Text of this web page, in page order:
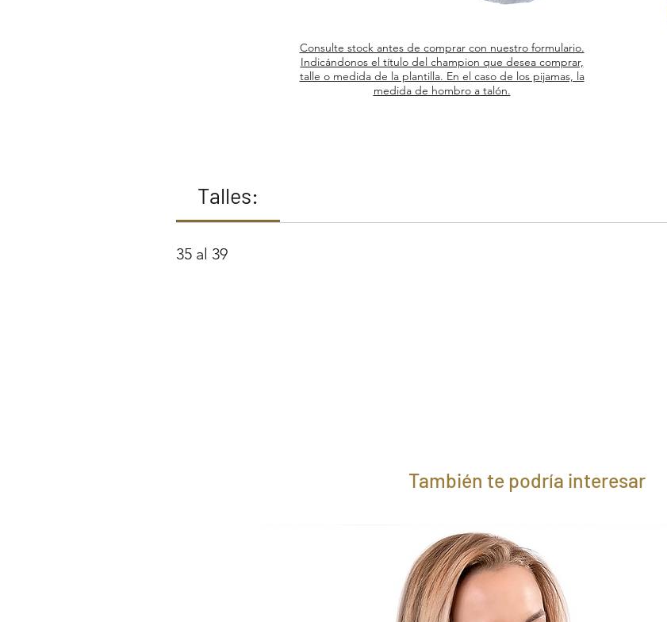
Consulte stock antes de comprar con nuestro formulario.
Indicándonos el título del champion que desea comprar,
talle o medida de la plantilla. En el caso de los pijamas, la
medida de hombro a talón.
Talles:
35 al 39
También te podría interesar